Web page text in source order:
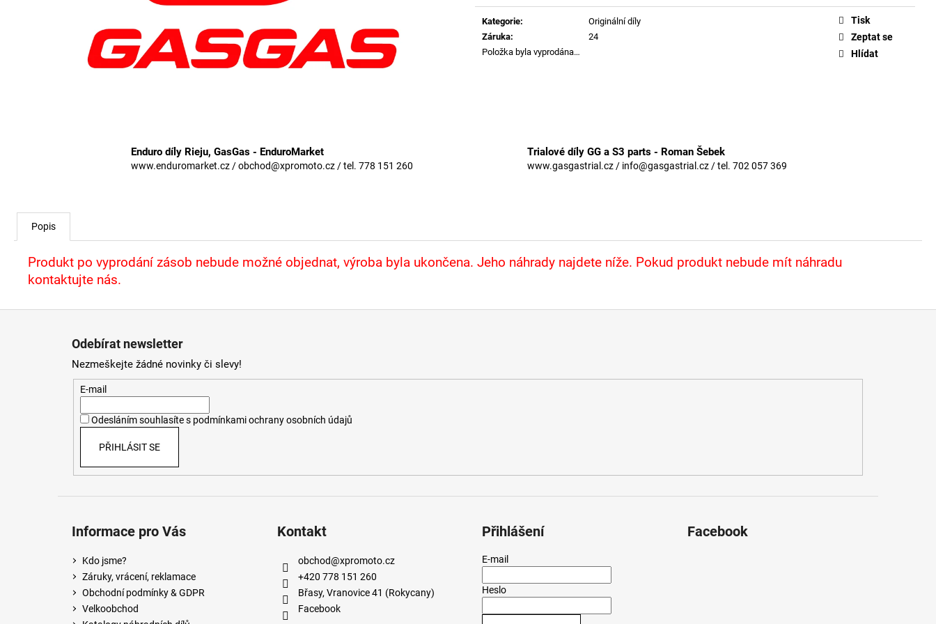
Měrná
cena:
Kategorie:
Originální díly
Záruka:
24
Položka byla vyprodána…
Tisk
Zeptat se
Hlídat
Enduro díly Rieju, GasGas - EnduroMarket
www.enduromarket.cz / obchod@xpromoto.cz / tel. 778 151 260
Trialové díly GG a S3 parts - Roman Šebek
www.gasgastrial.cz / info@gasgastrial.cz / tel. 702 057 369
Popis
Produkt po vyprodání zásob nebude možné objednat, výroba byla ukončena. Jeho náhrady najdete níže. Pokud produkt nebude mít náhradu
kontaktujte nás.
Odebírat newsletter
Nezmeškejte žádné novinky či slevy!
E-mail
Odesláním souhlasíte s podmínkami ochrany osobních údajů
PŘIHLÁSIT SE
Informace pro Vás
Kdo jsme?
Záruky, vrácení, reklamace
Obchodní podmínky & GDPR
Velkoobchod
Kontakt
obchod@xpromoto.cz
+420 778 151 260
Břasy, Vranovice 41 (Rokycany)
Facebook
Přihlášení
E-mail
Heslo
Facebook